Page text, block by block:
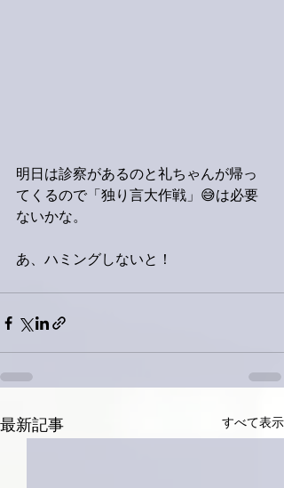
明日は診察があるのと礼ちゃんが帰っ
てくるので「独り言大作戦」😅は必要
ないかな。
あ、ハミングしないと！
最新記事 すべて表示